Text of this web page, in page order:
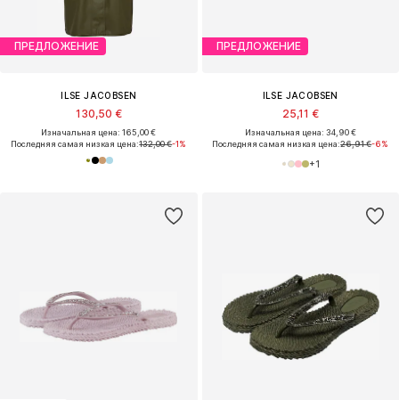
ПРЕДЛОЖЕНИЕ
ILSE JACOBSEN
130,50 €
Изначальная цена: 165,00 €
Последняя самая низкая цена:132,00 €-1%
ПРЕДЛОЖЕНИЕ
ILSE JACOBSEN
25,11 €
Изначальная цена: 34,90 €
Последняя самая низкая цена:26,91 €-6%
+1